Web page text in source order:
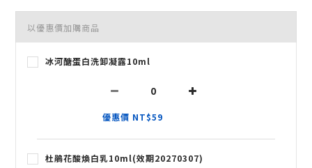
以優惠價加購商品
冰河醣蛋白洗卸凝露10ml
優惠價 NT$59
杜鵑花酸煥白乳10ml(效期20270307)